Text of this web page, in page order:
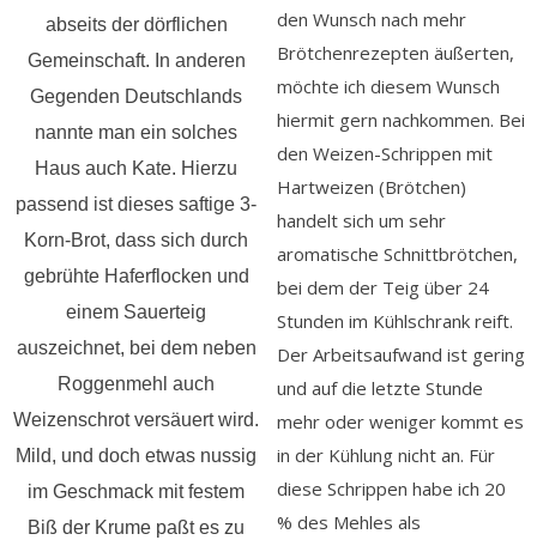
abseits der dörflichen
Gemeinschaft. In anderen
Gegenden Deutschlands
nannte man ein solches
Haus auch Kate. Hierzu
passend ist dieses saftige 3-
Korn-Brot, dass sich durch
gebrühte Haferflocken und
einem Sauerteig
auszeichnet, bei dem neben
Roggenmehl auch
Weizenschrot versäuert wird.
Mild, und doch etwas nussig
im Geschmack mit festem
Biß der Krume paßt es zu
den Wunsch nach mehr
Brötchenrezepten äußerten,
möchte ich diesem Wunsch
hiermit gern nachkommen. Bei
den Weizen-Schrippen mit
Hartweizen (Brötchen)
handelt sich um sehr
aromatische Schnittbrötchen,
bei dem der Teig über 24
Stunden im Kühlschrank reift.
Der Arbeitsaufwand ist gering
und auf die letzte Stunde
mehr oder weniger kommt es
in der Kühlung nicht an. Für
diese Schrippen habe ich 20
% des Mehles als